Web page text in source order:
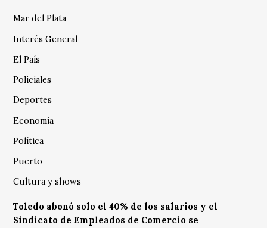
Mar del Plata
Interés General
El País
Policiales
Deportes
Economía
Política
Puerto
Cultura y shows
Toledo abonó solo el 40% de los salarios y el
Sindicato de Empleados de Comercio se